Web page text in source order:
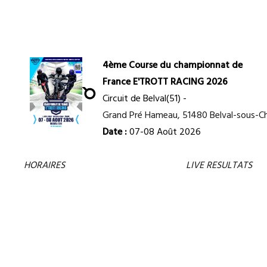
4ème Course du championnat de
France E'TROTT RACING 2026
Circuit de Belval(51) -
Grand Pré Hameau, 51480 Belval-sous-
Date :07-08 Août 2026
HORAIRES LIVERESULTATS